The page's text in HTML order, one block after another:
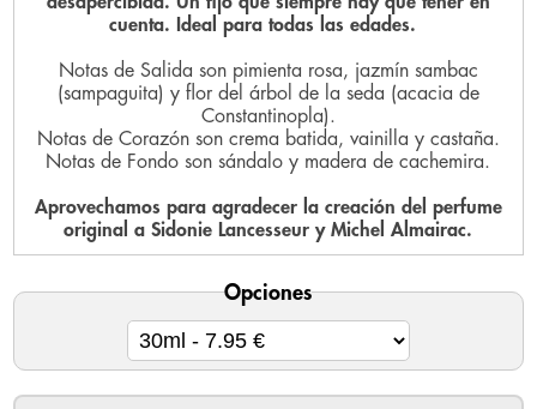
cuenta. Ideal para todas las edades.
Notas de Salida son pimienta rosa, jazmín sambac
(sampaguita) y flor del árbol de la seda (acacia de
Constantinopla).
Notas de Corazón son crema batida, vainilla y castaña.
Notas de Fondo son sándalo y madera de cachemira.
Aprovechamos para agradecer la creación del perfume
original a Sidonie Lancesseur y Michel Almairac.
Opciones